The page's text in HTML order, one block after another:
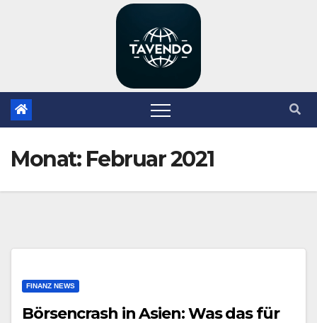
Monat: Februar 2021
FINANZ NEWS
Börsencrash in Asien: Was das für